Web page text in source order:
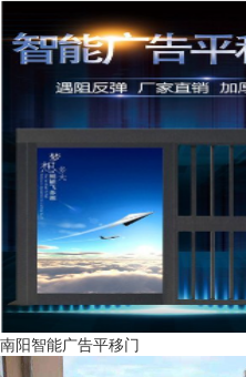
南阳智能广告平移门